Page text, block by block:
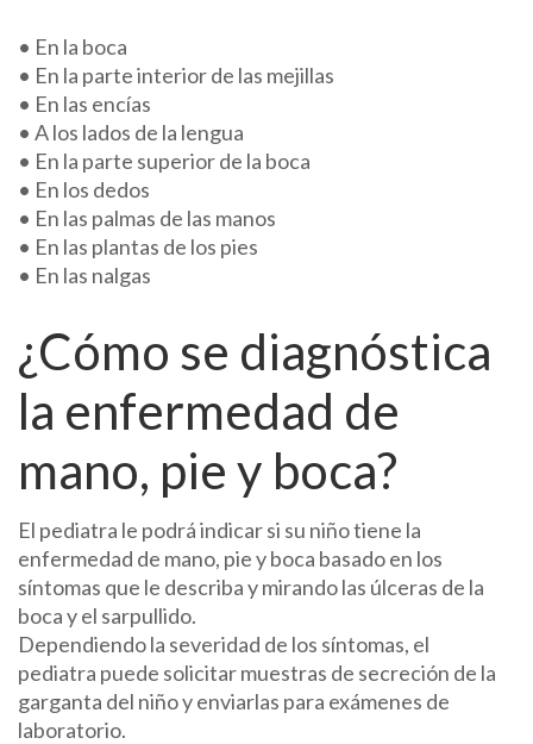
• En la boca
• En la parte interior de las mejillas
• En las encías
• A los lados de la lengua
• En la parte superior de la boca
• En los dedos
• En las palmas de las manos
• En las plantas de los pies
• En las nalgas
¿Cómo se diagnóstica
la enfermedad de
mano, pie y boca?
El pediatra le podrá indicar si su niño tiene la
enfermedad de mano, pie y boca basado en los
síntomas que le describa y mirando las úlceras de la
boca y el sarpullido.
Dependiendo la severidad de los síntomas, el
pediatra puede solicitar muestras de secreción de la
garganta del niño y enviarlas para exámenes de
laboratorio.